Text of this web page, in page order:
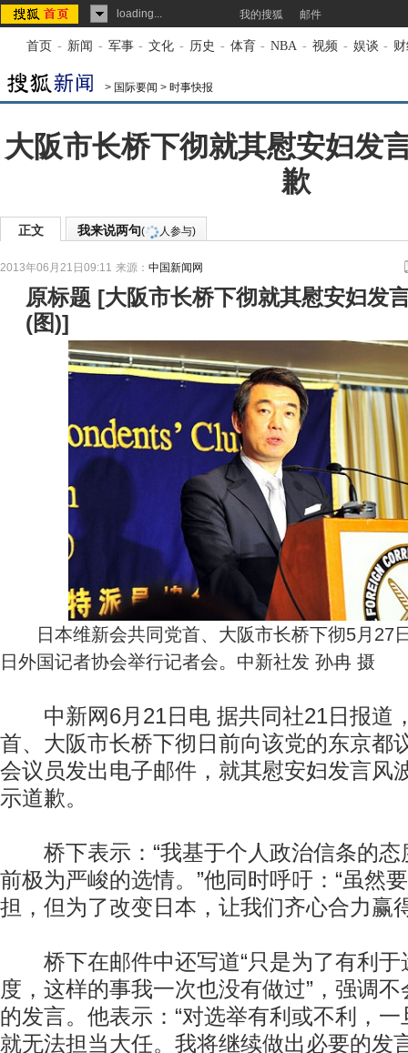
loading... 我的搜狐 邮件
首页 - 新闻 - 军事 - 文化 - 历史 - 体育 - NBA - 视频 - 娱谈 -
> 国际要闻 > 时事快报
大阪市长桥下彻就其慰安妇发
歉
正文 我来说两句( 人参与)
2013年06月21日09:11 来源： 中国新闻网
原标题 [大阪市长桥下彻就其慰安妇发
(图)]
日本维新会共同党首、大阪市长桥下彻5月27
日外国记者协会举行记者会。中新社发 孙冉 摄
中新网6月21日电 据共同社21日报道
首、大阪市长桥下彻日前向该党的东京都
会议员发出电子邮件，就其慰安妇发言风
示道歉。
桥下表示：“我基于个人政治信条的态
前极为严峻的选情。”他同时呼吁：“虽然
担，但为了改变日本，让我们齐心合力赢
桥下在邮件中还写道“只是为了有利于
度，这样的事我一次也没有做过”，强调
的发言。他表示：“对选举有利或不利，
就无法担当大任。我将继续做出必要的发